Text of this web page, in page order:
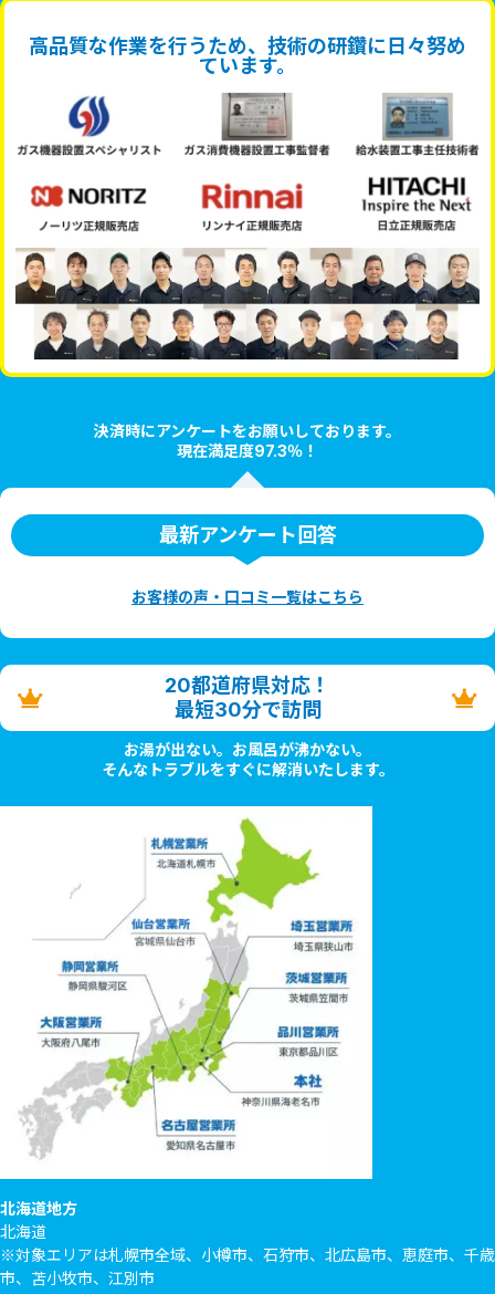
高品質な作業を行うため、技術の研鑽に日々努め
ています。
決済時にアンケートをお願いしております。
現在満足度97.3％！
最新アンケート回答
お客様の声・口コミ一覧はこちら
20都道府県対応！
最短30分で訪問
お湯が出ない。お風呂が沸かない。
そんなトラブルをすぐに解消いたします。
北海道地方
北海道
※対象エリアは札幌市全域、小樽市、石狩市、北広島市、恵庭市、千歳
市、苫小牧市、江別市